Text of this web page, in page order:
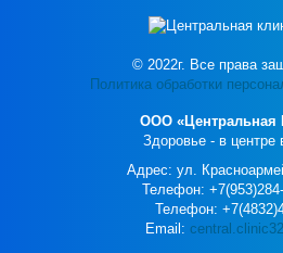
© 2022г. Все права
Политика обработки
ООО «Центральная
Здоровье - в центре
Адрес: ул.
Телефон:
Телефон:
Email: